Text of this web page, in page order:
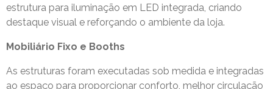
estrutura para iluminação em LED integrada, criando
destaque visual e reforçando o ambiente da loja.
Mobiliário Fixo e Booths
As estruturas foram executadas sob medida e integradas
ao espaço para proporcionar conforto, melhor circulação